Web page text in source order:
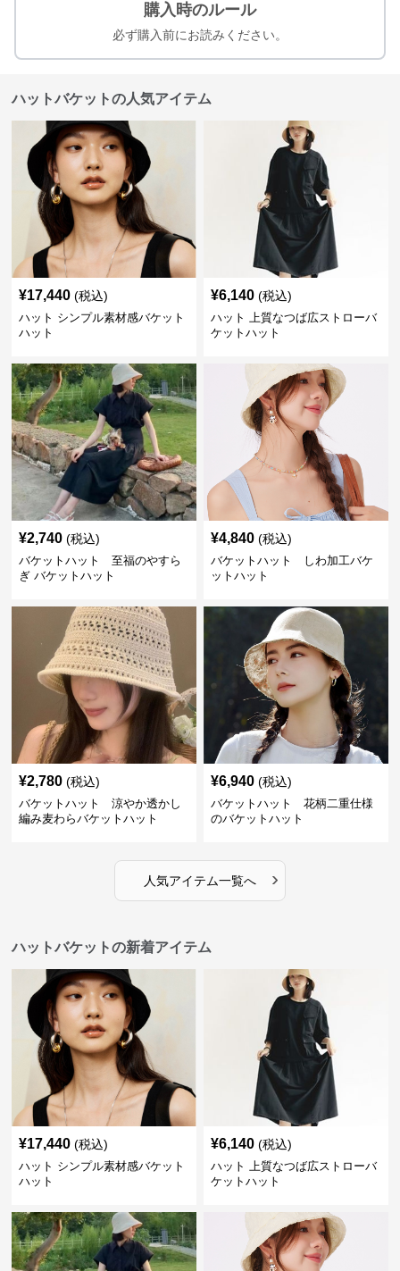
購入時のルール
必ず購入前にお読みください。
ハットバケットの人気アイテム
¥17,440 (税込)
ハット シンプル素材感バケット
ハット
¥6,140 (税込)
ハット 上質なつば広ストローバ
ケットハット
¥2,740 (税込)
バケットハット 至福のやすら
ぎ バケットハット
¥4,840 (税込)
バケットハット しわ加工バケ
ットハット
¥2,780 (税込)
バケットハット 涼やか透かし
編み麦わらバケットハット
¥6,940 (税込)
バケットハット 花柄二重仕様
のバケットハット
人気アイテム一覧へ ›
ハットバケットの新着アイテム
¥17,440 (税込)
ハット シンプル素材感バケット
ハット
¥6,140 (税込)
ハット 上質なつば広ストローバ
ケットハット